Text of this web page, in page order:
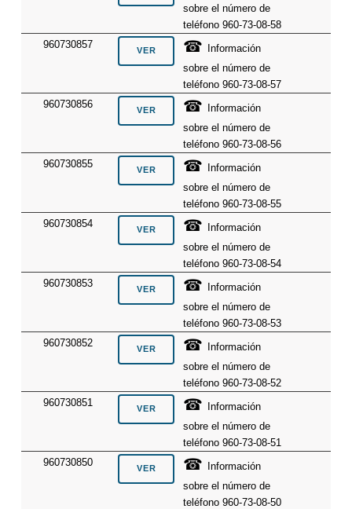
sobre el número de
teléfono 960-73-08-58
960730857
☎
Información
sobre el número de
teléfono 960-73-08-57
960730856
☎
Información
sobre el número de
teléfono 960-73-08-56
960730855
☎
Información
sobre el número de
teléfono 960-73-08-55
960730854
☎
Información
sobre el número de
teléfono 960-73-08-54
960730853
☎
Información
sobre el número de
teléfono 960-73-08-53
960730852
☎
Información
sobre el número de
teléfono 960-73-08-52
960730851
☎
Información
sobre el número de
teléfono 960-73-08-51
960730850
☎
Información
sobre el número de
teléfono 960-73-08-50